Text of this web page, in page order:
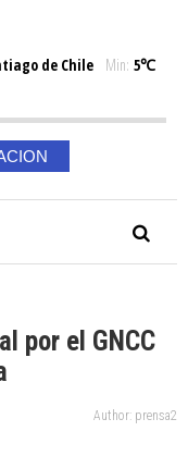
de Chile Min: 5℃
por el GNCC
Author: prensa2